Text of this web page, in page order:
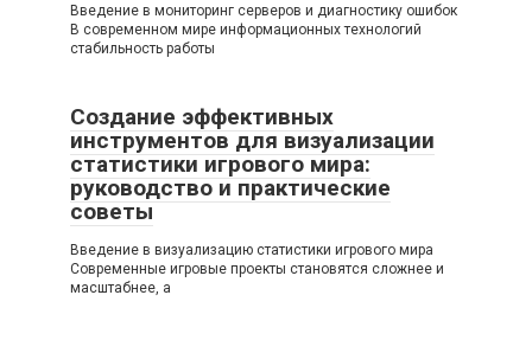
Введение в мониторинг серверов и диагностику ошибок
В современном мире информационных технологий
стабильность работы
Создание эффективных
инструментов для визуализации
статистики игрового мира:
руководство и практические
советы
Введение в визуализацию статистики игрового мира
Современные игровые проекты становятся сложнее и
масштабнее, а